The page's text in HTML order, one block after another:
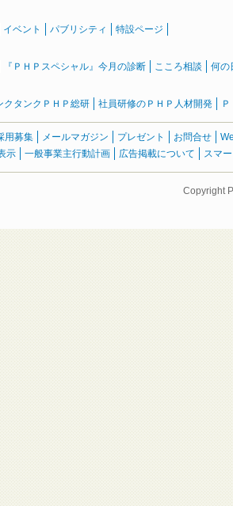
イベント パブリシティ 特設ページ
『ＰＨＰスペシャル』今月の診断 こころ相談 何の
クタンクＰＨＰ総研 社員研修のＰＨＰ人材開発
用募集 メールマガジン プレゼント お問合せ
示
一般事業主行動計画 広告掲載について スマ
Copyright